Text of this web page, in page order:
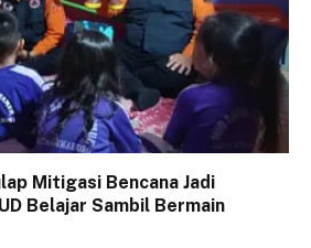
Mitigasi Bencana Jadi
Belajar Sambil Bermain